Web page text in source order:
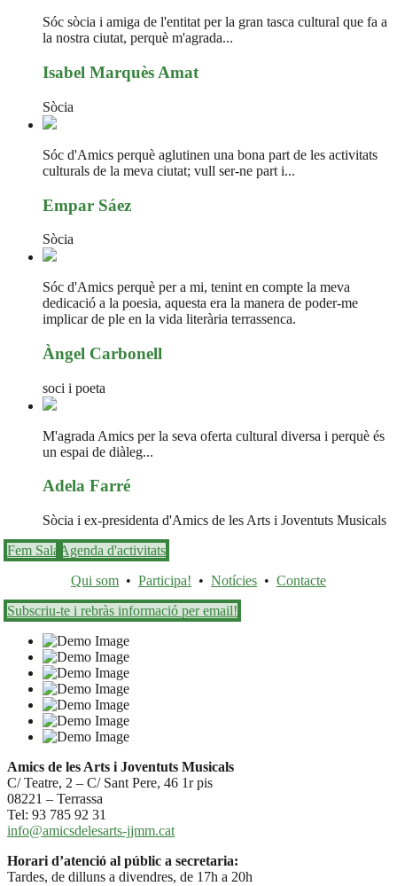
Sóc sòcia i amiga de l'entitat per la gran tasca cultural que fa a
la nostra ciutat, perquè m'agrada...
Isabel Marquès Amat
Sòcia
Sóc d'Amics perquè aglutinen una bona part de les activitats
culturals de la meva ciutat; vull ser-ne part i...
Empar Sáez
Sòcia
Sóc d'Amics perquè per a mi, tenint en compte la meva
dedicació a la poesia, aquesta era la manera de poder-me
implicar de ple en la vida literària terrassenca.
Àngel Carbonell
soci i poeta
M'agrada Amics per la seva oferta cultural diversa i perquè és
un espai de diàleg...
Adela Farré
Sòcia i ex-presidenta d'Amics de les Arts i Joventuts Musicals
Fem Sala Agenda d'activitats
Qui som • Participa! • Notícies • Contacte
Subscriu-te i rebràs informació per email!
Amics de les Arts i Joventuts Musicals
C/ Teatre, 2 – C/ Sant Pere, 46 1r pis
08221 – Terrassa
Tel: 93 785 92 31
info@amicsdelesarts-jjmm.cat
Horari d’atenció al públic a secretaria:
Tardes, de dilluns a divendres, de 17h a 20h